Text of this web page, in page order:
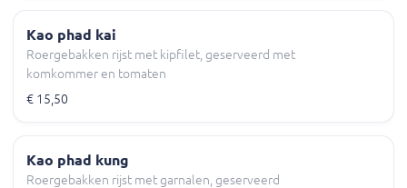
Kao phad kai
Roergebakken rijst met kipfilet, geserveerd met
komkommer en tomaten
€ 15,50
Kao phad kung
Roergebakken rijst met garnalen, geserveerd